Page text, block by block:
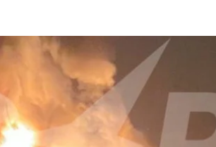
на НПЗ у Туапсе, 14 березня 2025 року
дрони. Вибухи чули в Москві, а
краю Веніамін
області Андрій Воробйов
та